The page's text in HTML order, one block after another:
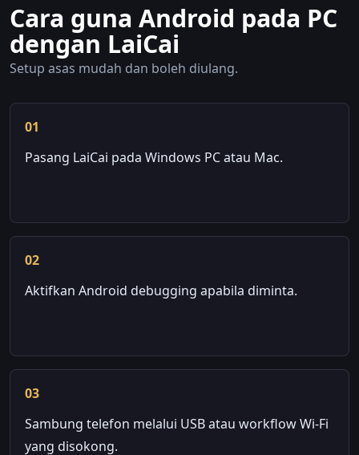
Cara guna Android pada PC
dengan LaiCai
Setup asas mudah dan boleh diulang.
01
Pasang LaiCai pada Windows PC atau Mac.
02
Aktifkan Android debugging apabila diminta.
03
Sambung telefon melalui USB atau workflow Wi-Fi
yang disokong.